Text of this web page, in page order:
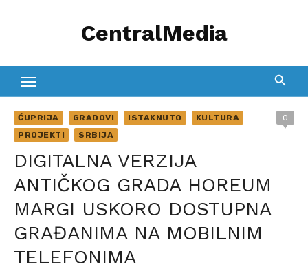
CentralMedia
ĆUPRIJA GRADOVI ISTAKNUTO
KULTURA
PROJEKTI
SRBIJA
0
DIGITALNA VERZIJA
ANTIČKOG GRADA HOREUM
MARGI USKORO DOSTUPNA
GRAĐANIMA NA MOBILNIM
TELEFONIMA